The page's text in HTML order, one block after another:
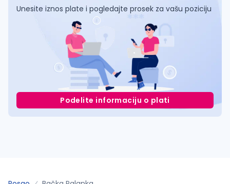
Unesite iznos plate i pogledajte prosek za vašu poziciju
Podelite informaciju o plati